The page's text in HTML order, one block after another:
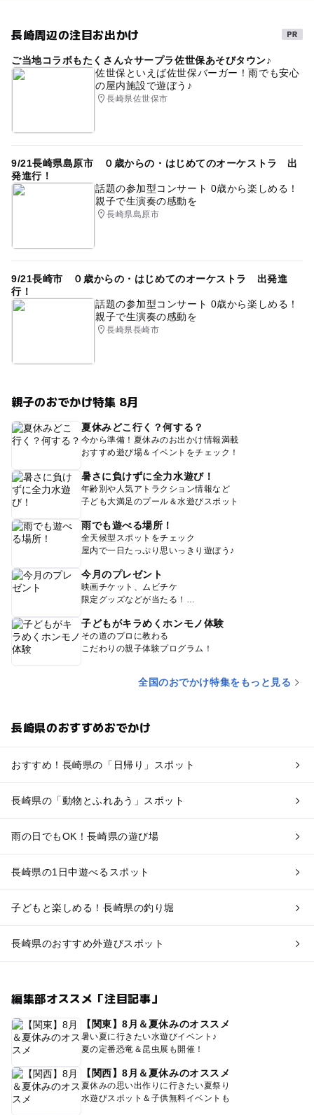
長崎周辺の注目お出かけ
ご当地コラボもたくさん☆サープラ佐世保あそびタウン♪
佐世保といえば佐世保バーガー！雨でも安心
の屋内施設で遊ぼう♪
長崎県佐世保市
9/21長崎県島原市 ０歳からの・はじめてのオーケストラ 出
発進行！
話題の参加型コンサート 0歳から楽しめる！
親子で生演奏の感動を
長崎県島原市
9/21長崎市 ０歳からの・はじめてのオーケストラ 出発進
行！
話題の参加型コンサート 0歳から楽しめる！
親子で生演奏の感動を
長崎県長崎市
親子のおでかけ特集 8月
夏休みどこ行く？何する？
今から準備！夏休みのお出かけ情報満載
おすすめ遊び場＆イベントをチェック！
暑さに負けずに全力水遊び！
年齢別や人気アトラクション情報など
子ども大満足のプール＆水遊びスポット
雨でも遊べる場所！
全天候型スポットをチェック
屋内で一日たっぷり思いっきり遊ぼう♪
今月のプレゼント
映画チケット、ムビチケ
限定グッズなどが当たる！
子どもがキラめくホンモノ体験
その道のプロに教わる
こだわりの親子体験プログラム！
全国のおでかけ特集をもっと見る
長崎県のおすすめおでかけ
おすすめ！長崎県の「日帰り」スポット
長崎県の「動物とふれあう」スポット
雨の日でもOK！長崎県の遊び場
長崎県の1日中遊べるスポット
子どもと楽しめる！長崎県の釣り堀
長崎県のおすすめ外遊びスポット
編集部オススメ「注目記事」
【関東】8月＆夏休みのオススメ
暑い夏に行きたい水遊びイベント♪
夏の定番恐竜＆昆虫展も開催！
【関西】8月＆夏休みのオススメ
夏休みの思い出作りに行きたい夏祭り
水遊びスポット＆子供無料イベントも